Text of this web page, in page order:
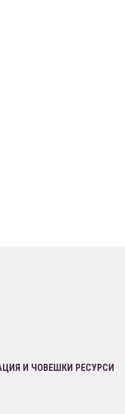
И ЧОВЕШКИ РЕСУРСИ